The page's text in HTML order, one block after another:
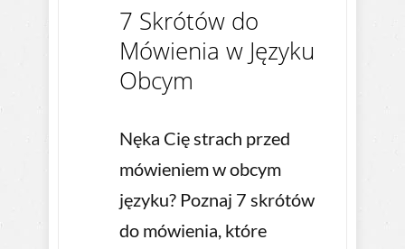
7 Skrótów do
Mówienia w Języku
Obcym
Nęka Cię strach przed
mówieniem w obcym
języku? Poznaj 7 skrótów
do mówienia, które